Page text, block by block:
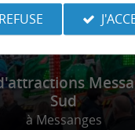
Sud
à Messanges